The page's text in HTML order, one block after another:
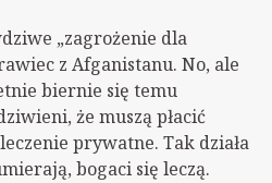
„zagrożenie dla
z Afganistanu. No, ale
biernie się temu
że muszą płacić
prywatne. Tak działa
bogaci się leczą.